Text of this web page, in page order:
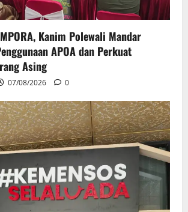
Kanim Polewali Mandar
APOA dan Perkuat
Asing
07/08/2026 0